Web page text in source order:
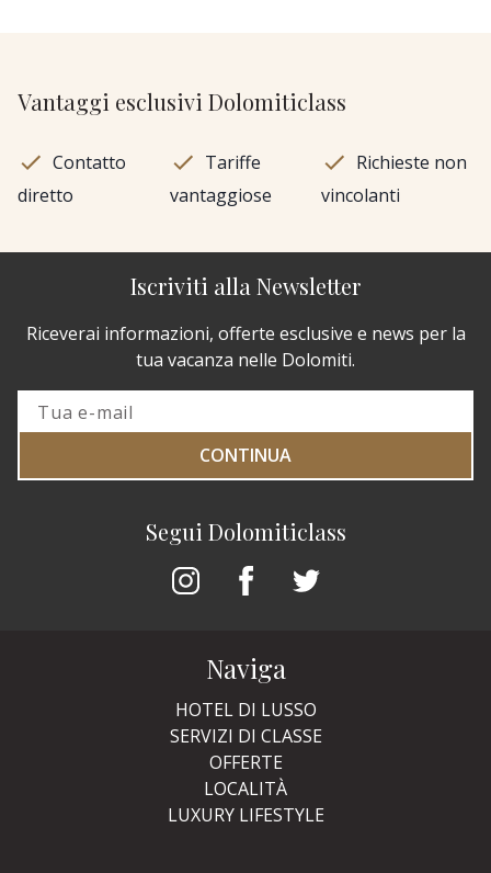
Vantaggi esclusivi Dolomiticlass
Contatto
diretto
Tariffe
vantaggiose
Richieste non
vincolanti
Segui Dolomiticlass
Iscriviti alla Newsletter
Riceverai informazioni, offerte esclusive e news per la
tua vacanza nelle Dolomiti.
CONTINUA
Naviga
HOTEL DI LUSSO
SERVIZI DI CLASSE
OFFERTE
LOCALITÀ
LUXURY LIFESTYLE